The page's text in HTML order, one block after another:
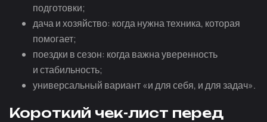
подготовки;
дача и хозяйство: когда нужна техника, которая
помогает;
поездки в сезон: когда важна уверенность
и стабильность;
универсальный вариант «и для себя, и для задач».
Короткий чек-лист перед